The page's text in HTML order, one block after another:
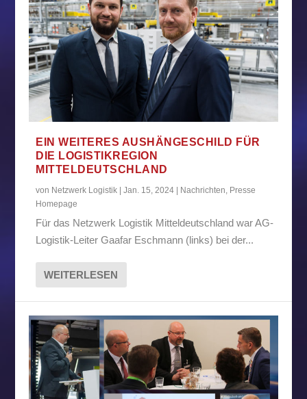
EIN WEITERES AUSHÄNGESCHILD FÜR
DIE LOGISTIKREGION
MITTELDEUTSCHLAND
von Netzwerk Logistik |Jan. 15, 2024 Nachrichten, Presse
Homepage
Für das Netzwerk Logistik Mitteldeutschland war AG-
Logistik-Leiter Gaafar Eschmann (links) bei der...
WEITERLESEN